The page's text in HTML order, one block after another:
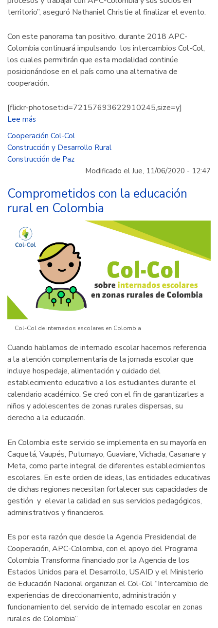
territorio”, aseguró Nathaniel Christie al finalizar el evento.
Con este panorama tan positivo, durante 2018 APC-
Colombia continuará impulsando los intercambios Col-Col,
los cuales permitirán que esta modalidad continúe
posicionándose en el país como una alternativa de
cooperación.
[flickr-photoset:id=72157693622910245,size=y]
Lee más
Los
intercambios
Col-
ejemplo
aprendizaje
Cooperación Col-Col
Construcción y Desarrollo Rural
Construcción de Paz
Modificado el Jue, 11/06/2020 - 12:47
Comprometidos con la educación
rural en Colombia
Col-Col de internados escolares en Colombia
Cuando hablamos de internado escolar hacemos referencia
a la atención complementaria de la jornada escolar que
incluye hospedaje, alimentación y cuidado del
establecimiento educativo a los estudiantes durante el
calendario académico. Se creó con el fin de garantizarles a
niños y adolescentes de zonas rurales dispersas, su
derecho a la educación.
En Colombia este servicio se implementa en su mayoría en
Caquetá, Vaupés, Putumayo, Guaviare, Vichada, Casanare y
Meta, como parte integral de diferentes establecimientos
escolares. En este orden de ideas, las entidades educativas
de dichas regiones necesitan fortalecer sus capacidades de
gestión y elevar la calidad en sus servicios pedagógicos,
administrativos y financieros.
Es por esta razón que desde la Agencia Presidencial de
Cooperación, APC-Colombia, con el apoyo del Programa
Colombia Transforma financiado por la Agencia de los
Estados Unidos para el Desarrollo, USAID y el Ministerio
de Educación Nacional organizan el Col-Col “Intercambio de
experiencias de direccionamiento, administración y
funcionamiento del servicio de internado escolar en zonas
rurales de Colombia”.